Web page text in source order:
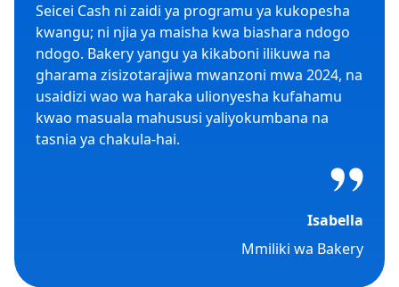
Seicei Cash ni zaidi ya programu ya kukopesha
kwangu; ni njia ya maisha kwa biashara ndogo
ndogo. Bakery yangu ya kikaboni ilikuwa na
gharama zisizotarajiwa mwanzoni mwa 2024, na
usaidizi wao wa haraka ulionyesha kufahamu
kwao masuala mahususi yaliyokumbana na
tasnia ya chakula-hai.
Isabella
Mmiliki wa Bakery